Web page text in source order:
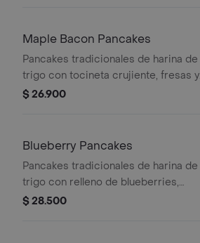
Maple Bacon Pancakes
Pancakes tradicionales de harina de
trigo con tocineta crujiente, fresas y
maple syrup.
$ 26.900
Blueberry Pancakes
Pancakes tradicionales de harina de
trigo con relleno de blueberries,
tajadas de banano y maple syrup.
$ 28.500